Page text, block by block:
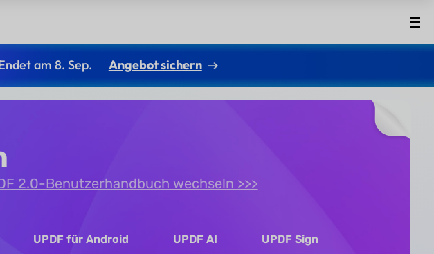
am 8. Sep. Angebot sichern
2.0-Benutzerhandbuch wechseln >>>
UPDF für Android UPDF AI UPDF Sign